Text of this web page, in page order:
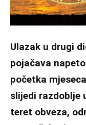
Ulazak u drugi
pojačava
početka
slijedi razdoblje
teret obveza,